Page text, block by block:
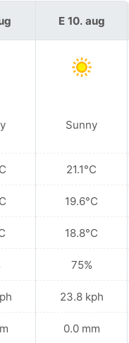
E 10. aug
Sunny
21.1°C
19.6°C
18.8°C
75%
23.8 kph
0.0 mm